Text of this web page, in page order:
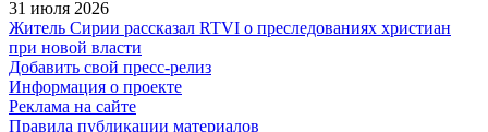
31 июля 2026
Житель Сирии рассказал RTVI о преследованиях христиан
при новой власти
Добавить свой пресс-релиз
Информация о проекте
Реклама на сайте
Правила публикации материалов